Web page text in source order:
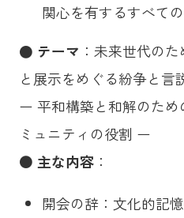
関心を有するすべて
● テーマ ：未来世代の
と展示をめぐる紛争と言
ー 平和構築と和解のた
ミュニティの役割 ー
● 主な内容：
開会の辞：文化的記